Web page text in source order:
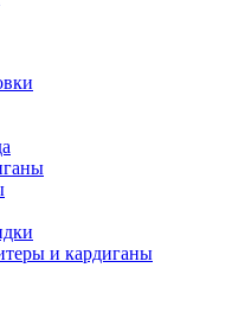
и кардиганы